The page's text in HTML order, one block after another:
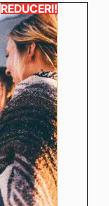
REDUCERI!